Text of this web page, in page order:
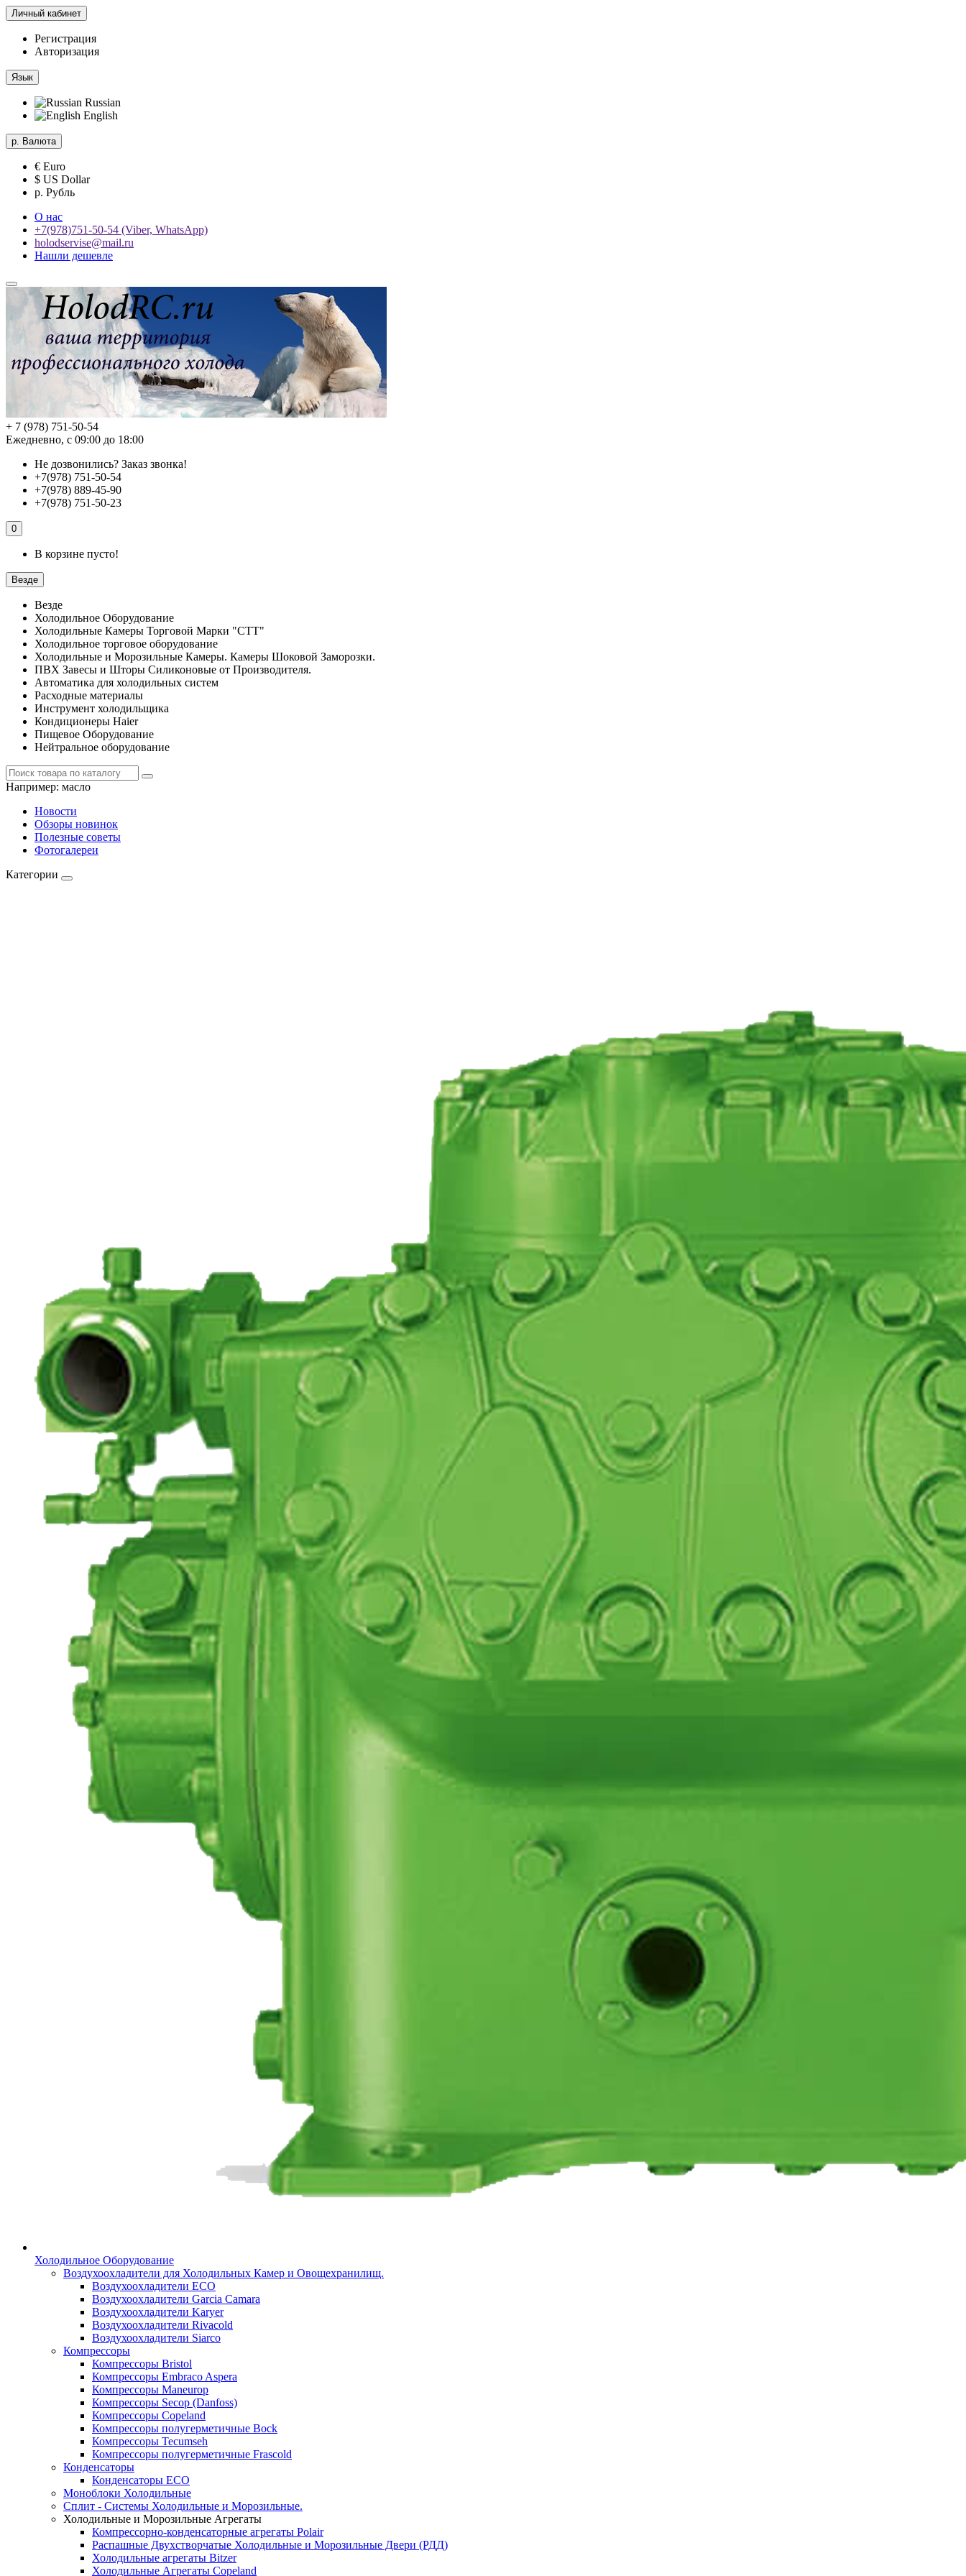
Личный кабинет
Регистрация
Авторизация
Язык
Russian
English
р. Валюта
€ Euro
$ US Dollar
р. Рубль
О нас
+7(978)751-50-54 (Viber, WhatsApp)
holodservise@mail.ru
Нашли дешевле
+ 7 (978) 751-50-54
Ежедневно, с 09:00 до 18:00
Не дозвонились? Заказ звонка!
+7(978) 751-50-54
+7(978) 889-45-90
+7(978) 751-50-23
0
В корзине пусто!
Везде
Везде
Холодильное Оборудование
Холодильные Камеры Торговой Марки "СТТ"
Холодильное торговое оборудование
Холодильные и Морозильные Камеры. Камеры Шоковой Заморозки.
ПВХ Завесы и Шторы Силиконовые от Производителя.
Автоматика для холодильных систем
Расходные материалы
Инструмент холодильщика
Кондиционеры Haier
Пищевое Оборудование
Нейтральное оборудование
Например: масло
Новости
Обзоры новинок
Полезные советы
Фотогалереи
Категории
Холодильное Оборудование
Воздухоохладители для Холодильных Камер и Овощехранилищ.
Воздухоохладители ECO
Воздухоохладители Garcia Camara
Воздухоохладители Karyer
Воздухоохладители Rivacold
Воздухоохладители Siarco
Компрессоры
Компрессоры Bristol
Компрессоры Embraco Aspera
Компрессоры Maneurop
Компрессоры Secop (Danfoss)
Компрессоры Copeland
Компрессоры полугерметичные Bock
Компрессоры Tecumseh
Компрессоры полугерметичные Frascold
Конденсаторы
Конденсаторы ECO
Моноблоки Холодильные
Сплит - Системы Холодильные и Морозильные.
Холодильные и Морозильные Агрегаты
Компрессорно-конденсаторные агрегаты Polair
Распашные Двухстворчатые Холодильные и Морозильные Двери (РДД)
Холодильные агрегаты Bitzer
Холодильные Агрегаты Copeland